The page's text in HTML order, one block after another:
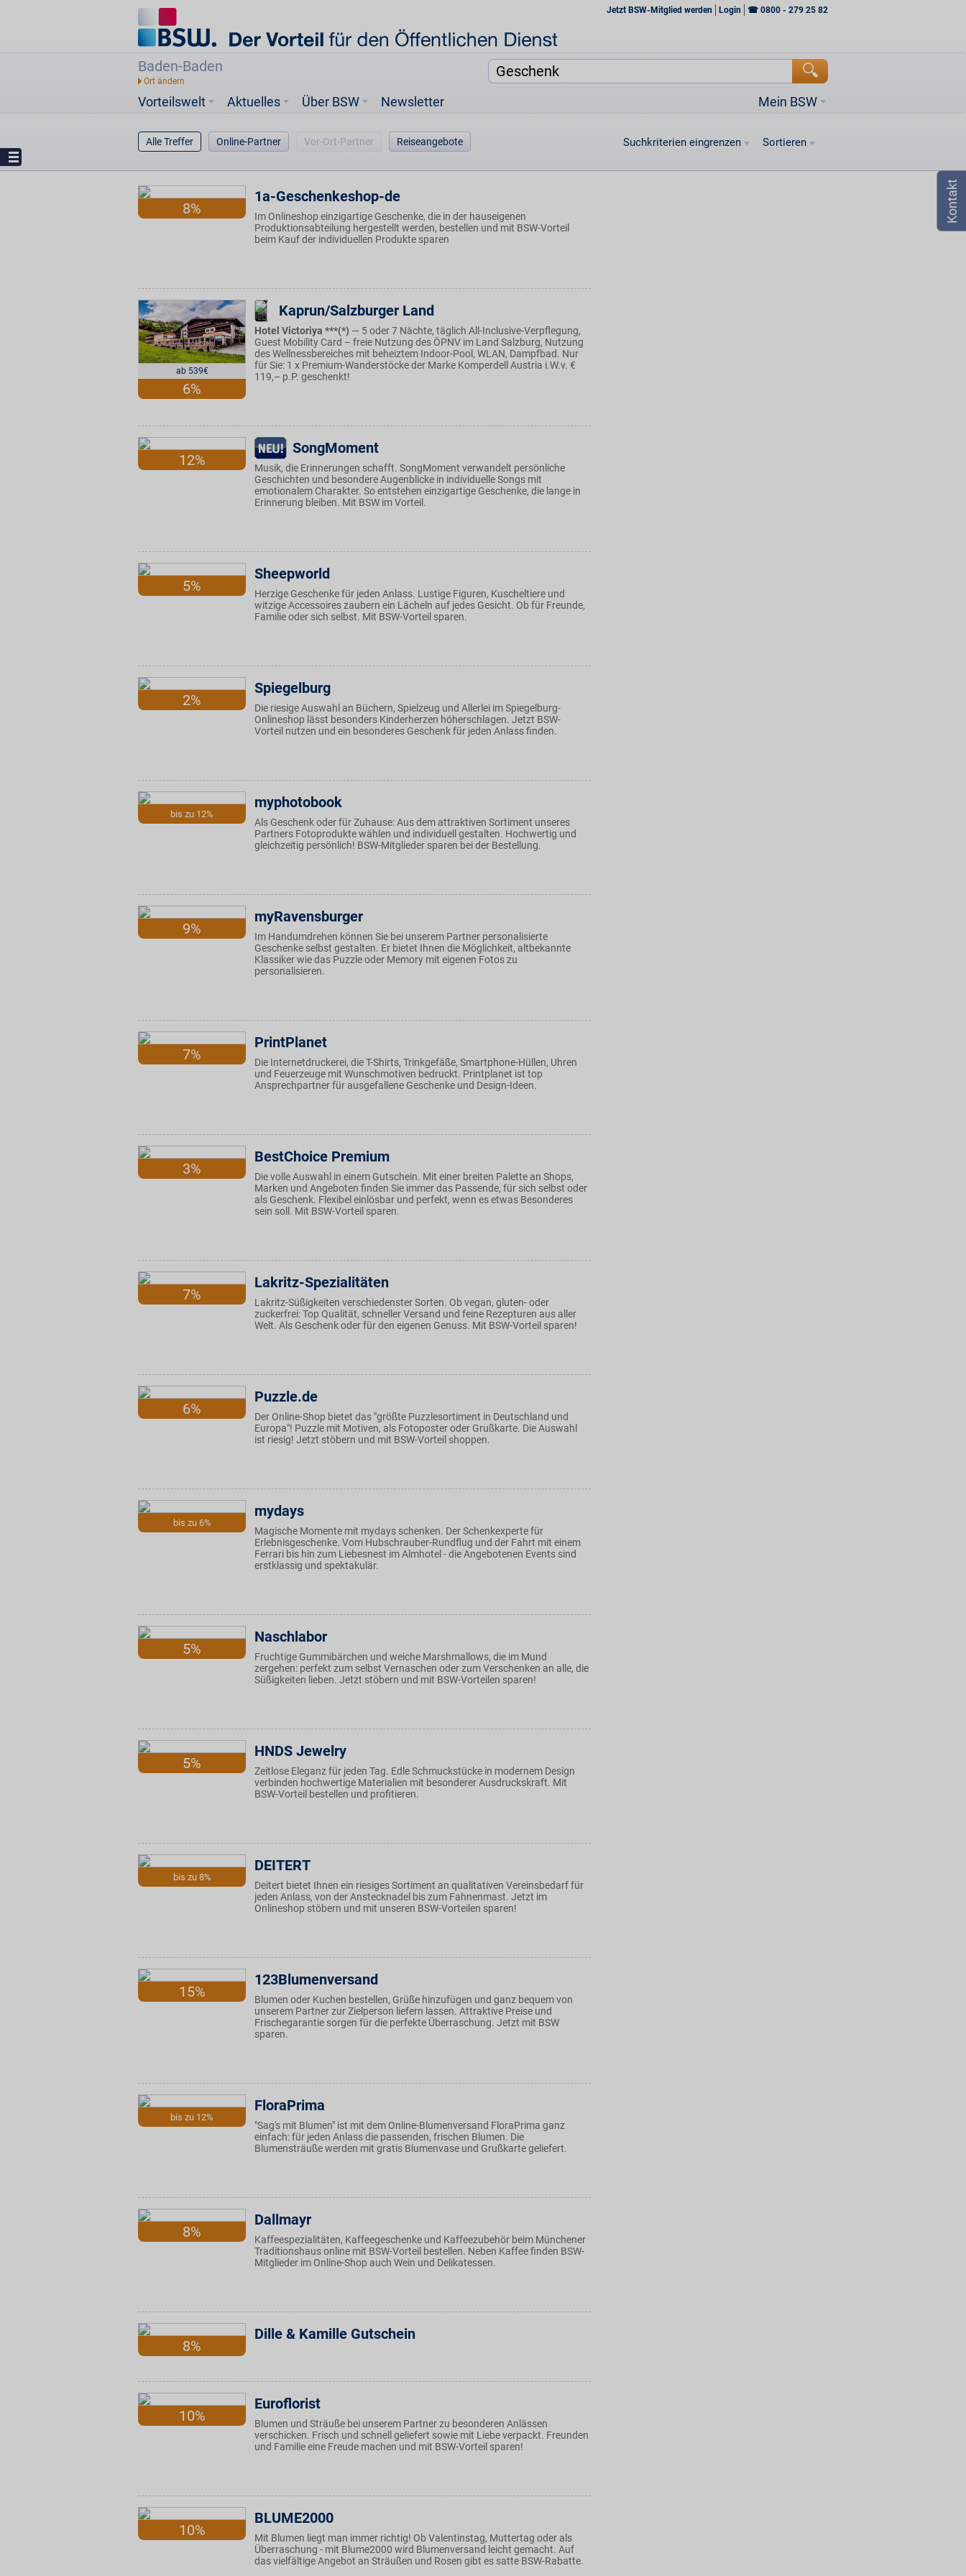
Jetzt BSW-Mitglied werden Login ☎ 0800 - 279 25 82
Baden-Baden
Vorteilswelt Mein BSW
Aktuelles Über BSW Newsletter
Alle Treffer Online-Partner Vor-Ort-Partner Reiseangebote Suchkriterien eingrenzen Sortieren
8%
1a-Geschenkeshop-de
Im Onlineshop einzigartige Geschenke, die in der hauseigenen
Produktionsabteilung hergestellt werden, bestellen und mit BSW-Vorteil
beim Kauf der individuellen Produkte sparen
ab 539€
6%
Kaprun/Salzburger Land
Hotel Victoriya ***(*) — 5 oder 7 Nächte, täglich All-Inclusive-Verpflegung,
Guest Mobility Card – freie Nutzung des ÖPNV im Land Salzburg, Nutzung
des Wellnessbereiches mit beheiztem Indoor-Pool, WLAN, Dampfbad. Nur
für Sie: 1 x Premium-Wanderstöcke der Marke Komperdell Austria i.W.v. €
119,– p.P. geschenkt!
12%
SongMoment
Musik, die Erinnerungen schafft. SongMoment verwandelt persönliche
Geschichten und besondere Augenblicke in individuelle Songs mit
emotionalem Charakter. So entstehen einzigartige Geschenke, die lange in
Erinnerung bleiben. Mit BSW im Vorteil.
5%
Sheepworld
Herzige Geschenke für jeden Anlass. Lustige Figuren, Kuscheltiere und
witzige Accessoires zaubern ein Lächeln auf jedes Gesicht. Ob für Freunde,
Familie oder sich selbst. Mit BSW-Vorteil sparen.
2%
Spiegelburg
Die riesige Auswahl an Büchern, Spielzeug und Allerlei im Spiegelburg-
Onlineshop lässt besonders Kinderherzen höherschlagen. Jetzt BSW-
Vorteil nutzen und ein besonderes Geschenk für jeden Anlass finden.
bis zu 12%
myphotobook
Als Geschenk oder für Zuhause: Aus dem attraktiven Sortiment unseres
Partners Fotoprodukte wählen und individuell gestalten. Hochwertig und
gleichzeitig persönlich! BSW-Mitglieder sparen bei der Bestellung.
9%
myRavensburger
Im Handumdrehen können Sie bei unserem Partner personalisierte
Geschenke selbst gestalten. Er bietet Ihnen die Möglichkeit, altbekannte
Klassiker wie das Puzzle oder Memory mit eigenen Fotos zu
personalisieren.
7%
PrintPlanet
Die Internetdruckerei, die T-Shirts, Trinkgefäße, Smartphone-Hüllen, Uhren
und Feuerzeuge mit Wunschmotiven bedruckt. Printplanet ist top
Ansprechpartner für ausgefallene Geschenke und Design-Ideen.
3%
BestChoice Premium
Die volle Auswahl in einem Gutschein. Mit einer breiten Palette an Shops,
Marken und Angeboten finden Sie immer das Passende, für sich selbst oder
als Geschenk. Flexibel einlösbar und perfekt, wenn es etwas Besonderes
sein soll. Mit BSW-Vorteil sparen.
7%
Lakritz-Spezialitäten
Lakritz-Süßigkeiten verschiedenster Sorten. Ob vegan, gluten- oder
zuckerfrei: Top Qualität, schneller Versand und feine Rezepturen aus aller
Welt. Als Geschenk oder für den eigenen Genuss. Mit BSW-Vorteil sparen!
6%
Puzzle.de
Der Online-Shop bietet das "größte Puzzlesortiment in Deutschland und
Europa"! Puzzle mit Motiven, als Fotoposter oder Grußkarte. Die Auswahl
ist riesig! Jetzt stöbern und mit BSW-Vorteil shoppen.
bis zu 6%
mydays
Magische Momente mit mydays schenken. Der Schenkexperte für
Erlebnisgeschenke. Vom Hubschrauber-Rundflug und der Fahrt mit einem
Ferrari bis hin zum Liebesnest im Almhotel - die Angebotenen Events sind
erstklassig und spektakulär.
5%
Naschlabor
Fruchtige Gummibärchen und weiche Marshmallows, die im Mund
zergehen: perfekt zum selbst Vernaschen oder zum Verschenken an alle, die
Süßigkeiten lieben. Jetzt stöbern und mit BSW-Vorteilen sparen!
5%
HNDS Jewelry
Zeitlose Eleganz für jeden Tag. Edle Schmuckstücke in modernem Design
verbinden hochwertige Materialien mit besonderer Ausdruckskraft. Mit
BSW-Vorteil bestellen und profitieren.
bis zu 8%
DEITERT
Deitert bietet Ihnen ein riesiges Sortiment an qualitativen Vereinsbedarf für
jeden Anlass, von der Anstecknadel bis zum Fahnenmast. Jetzt im
Onlineshop stöbern und mit unseren BSW-Vorteilen sparen!
15%
123Blumenversand
Blumen oder Kuchen bestellen, Grüße hinzufügen und ganz bequem von
unserem Partner zur Zielperson liefern lassen. Attraktive Preise und
Frischegarantie sorgen für die perfekte Überraschung. Jetzt mit BSW
sparen.
bis zu 12%
FloraPrima
"Sag's mit Blumen" ist mit dem Online-Blumenversand FloraPrima ganz
einfach: für jeden Anlass die passenden, frischen Blumen. Die
Blumensträuße werden mit gratis Blumenvase und Grußkarte geliefert.
8%
Dallmayr
Kaffeespezialitäten, Kaffeegeschenke und Kaffeezubehör beim Münchener
Traditionshaus online mit BSW-Vorteil bestellen. Neben Kaffee finden BSW-
Mitglieder im Online-Shop auch Wein und Delikatessen.
8%
Dille & Kamille Gutschein
10%
Euroflorist
Blumen und Sträuße bei unserem Partner zu besonderen Anlässen
verschicken. Frisch und schnell geliefert sowie mit Liebe verpackt. Freunden
und Familie eine Freude machen und mit BSW-Vorteil sparen!
10%
BLUME2000
Mit Blumen liegt man immer richtig! Ob Valentinstag, Muttertag oder als
Überraschung - mit Blume2000 wird Blumenversand leicht gemacht. Auf
das vielfältige Angebot an Sträußen und Rosen gibt es satte BSW-Rabatte.